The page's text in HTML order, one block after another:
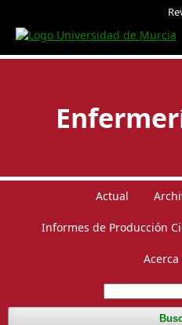
Actual
Informes de Producción